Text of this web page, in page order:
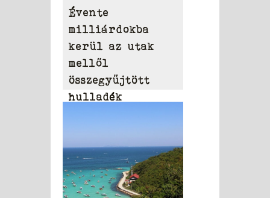
Évente
milliárdokba
kerül az utak
mellől
összegyűjtött
hulladék